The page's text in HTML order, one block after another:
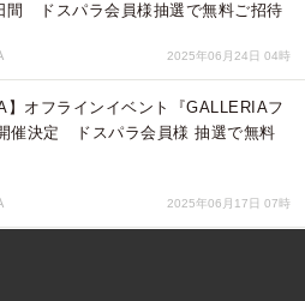
間 ドスパラ会員様抽選で無料ご招待
2025年06月24日 04時
】オフラインイベント『GALLERIAフ
催決定 ドスパラ会員様 抽選で無料
2025年06月17日 07時